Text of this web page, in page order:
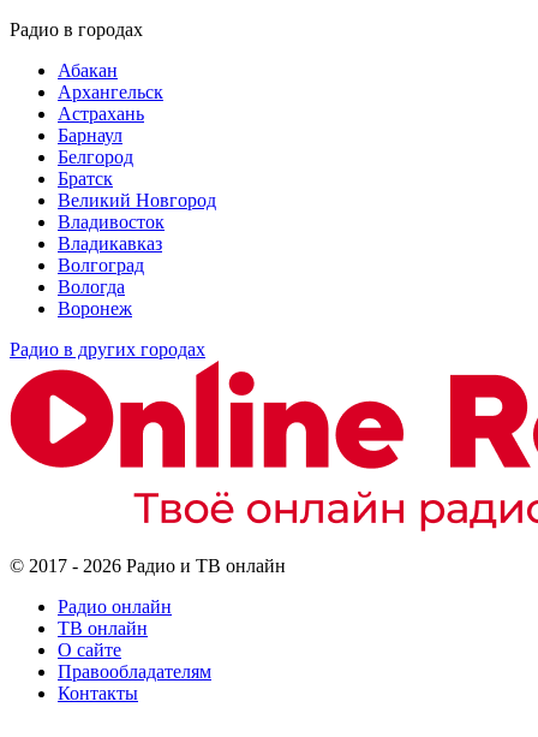
Радио в городах
Абакан
Архангельск
Астрахань
Барнаул
Белгород
Братск
Великий Новгород
Владивосток
Владикавказ
Волгоград
Вологда
Воронеж
Радио в других городах
© 2017 - 2026 Радио и ТВ онлайн
Радио онлайн
ТВ онлайн
О сайте
Правообладателям
Контакты